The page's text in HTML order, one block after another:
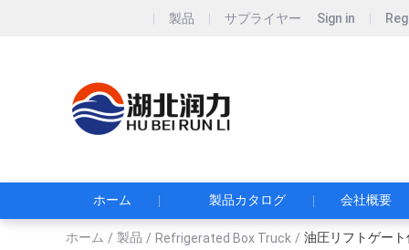
製品 サプライヤー Sign in
ホーム 製品カタログ 会社概要
ホーム / 製品 / Refrigerated Box Truck / 油圧リフトゲー